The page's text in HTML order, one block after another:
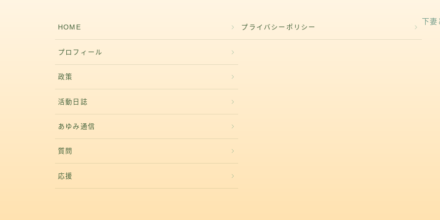
HOME
プロフィール
政策
活動日誌
あゆみ通信
質問
応援
プライバシーポリシー
下妻